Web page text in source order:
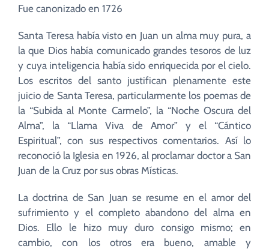
Fue canonizado en 1726
Santa Teresa había visto en Juan un alma muy pura, a
la que Dios había comunicado grandes tesoros de luz
y cuya inteligencia había sido enriquecida por el cielo.
Los escritos del santo justifican plenamente este
juicio de Santa Teresa, particularmente los poemas de
la “Subida al Monte Carmelo”, la “Noche Oscura del
Alma”, la “Llama Viva de Amor” y el “Cántico
Espiritual”, con sus respectivos comentarios. Así lo
reconoció la Iglesia en 1926, al proclamar doctor a San
Juan de la Cruz por sus obras Místicas.
La doctrina de San Juan se resume en el amor del
sufrimiento y el completo abandono del alma en
Dios. Ello le hizo muy duro consigo mismo; en
cambio, con los otros era bueno, amable y